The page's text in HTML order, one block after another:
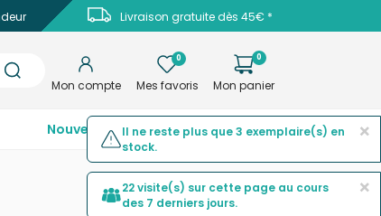
Livraison gratuite dès 45€ *
Mon compte
0
Mes favoris
0
Mon panier
NouveautésTop ventesPromotions ×
Il ne reste plus que 3 exemplaire(s) en
stock.
×
22 visite(s) sur cette page au cours
des 7 derniers jours.